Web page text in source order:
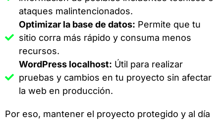
ataques malintencionados.
Optimizar la base de datos: Permite que tu
sitio corra más rápido y consuma menos
recursos.
WordPress localhost: Útil para realizar
pruebas y cambios en tu proyecto sin afectar
la web en producción.
Por eso, mantener el proyecto protegido y al día